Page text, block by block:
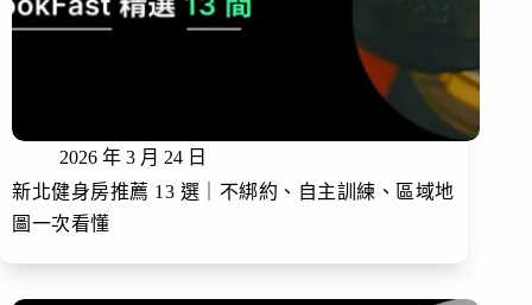
2026 年 3 月 24 日
新北健身房推薦 13 選｜不綁約、自主訓練、區域地
圖一次看懂